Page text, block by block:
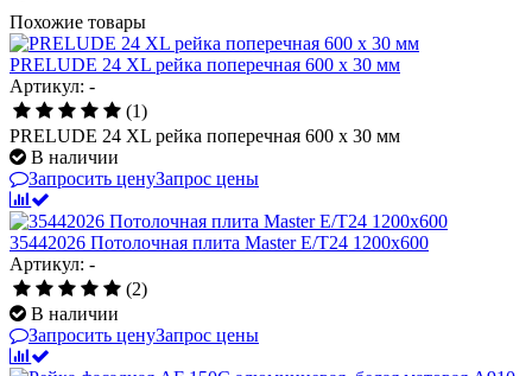
Похожие товары
PRELUDE 24 XL рейка поперечная 600 x 30 мм
Артикул: -
(1)
PRELUDE 24 XL рейка поперечная 600 x 30 мм
В наличии
Запросить ценуЗапрос цены
35442026 Потолочная плита Master E/T24 1200x600
Артикул: -
(2)
В наличии
Запросить ценуЗапрос цены